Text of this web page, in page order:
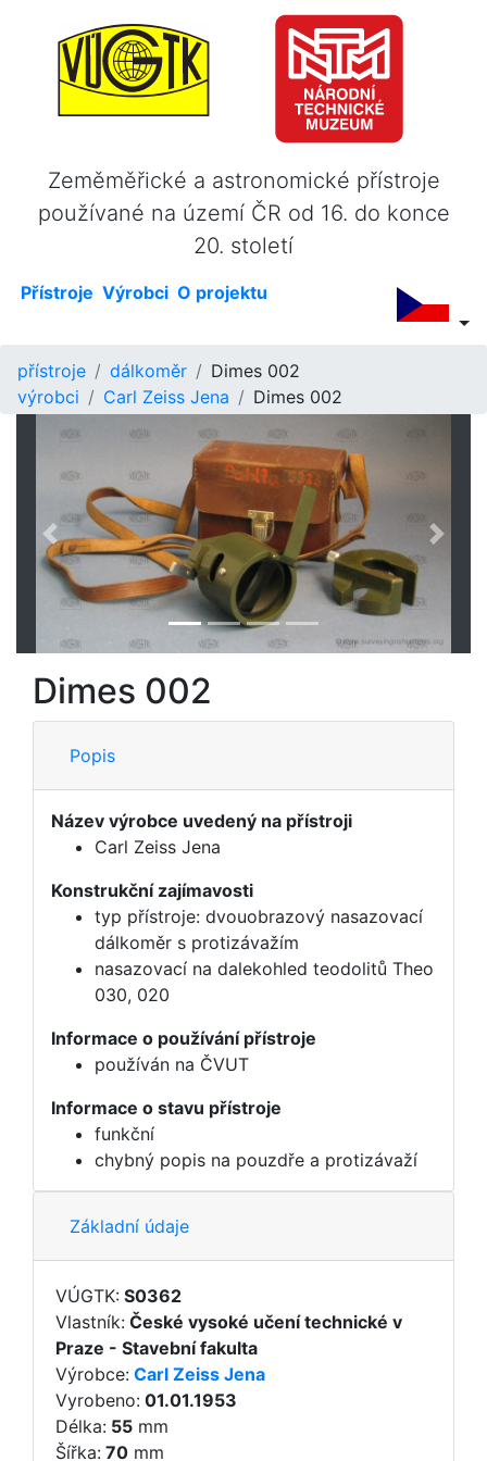
Zeměměřické a astronomické přístroje
používané na území ČR od 16. do konce
20. století
Přístroje Výrobci O projektu
přístroje dálkoměr
Dimes 002
výrobci
Carl Zeiss Jena Dimes 002
Předchozí Další
Dimes 002
Popis
Název výrobce uvedený na přístroji
Carl Zeiss Jena
Konstrukční zajímavosti
typ přístroje: dvouobrazový nasazovací
dálkoměr s protizávažím
nasazovací na dalekohled teodolitů Theo
030, 020
Informace o používání přístroje
používán na ČVUT
Informace o stavu přístroje
funkční
chybný popis na pouzdře a protizávaží
Základní údaje
VÚGTK: S0362
Vlastník: České vysoké učení technické v
Praze - Stavební fakulta
Výrobce: Carl Zeiss Jena
Vyrobeno: 01.01.1953
Délka: 55 mm
Šířka: 70 mm